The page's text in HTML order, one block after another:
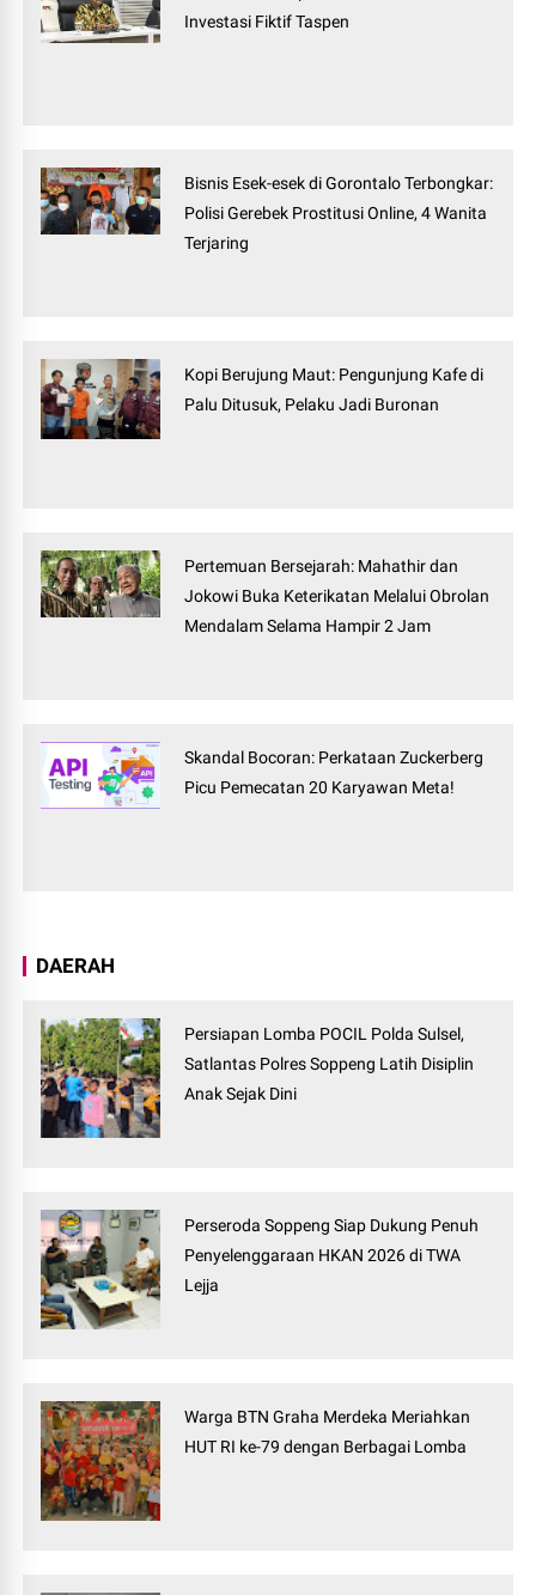
Investasi Fiktif Taspen
Bisnis Esek-esek di Gorontalo Terbongkar:
Polisi Gerebek Prostitusi Online, 4 Wanita
Terjaring
Kopi Berujung Maut: Pengunjung Kafe di
Palu Ditusuk, Pelaku Jadi Buronan
Pertemuan Bersejarah: Mahathir dan
Jokowi Buka Keterikatan Melalui Obrolan
Mendalam Selama Hampir 2 Jam
Skandal Bocoran: Perkataan Zuckerberg
Picu Pemecatan 20 Karyawan Meta!
DAERAH
Persiapan Lomba POCIL Polda Sulsel,
Satlantas Polres Soppeng Latih Disiplin
Anak Sejak Dini
Perseroda Soppeng Siap Dukung Penuh
Penyelenggaraan HKAN 2026 di TWA
Lejja
Warga BTN Graha Merdeka Meriahkan
HUT RI ke-79 dengan Berbagai Lomba